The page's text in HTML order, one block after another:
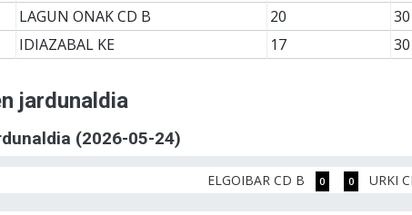
LAGUN ONAK CD B 20 30
IDIAZABAL KE 17 30
jardunaldia
(2026-05-24)
ELGOIBAR CD B 0 0 URKI